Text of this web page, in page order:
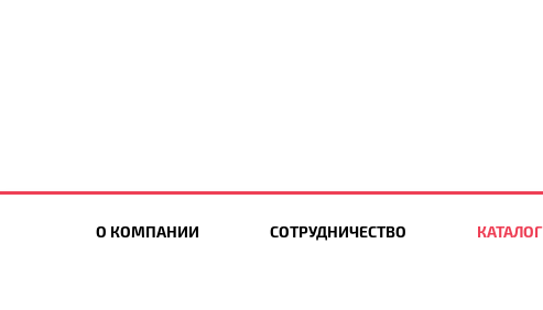
О КОМПАНИИ СОТРУДНИЧЕСТВО КАТАЛОГ